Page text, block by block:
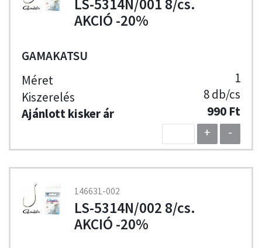
LS-5314N/001 8/cs.
AKCIÓ -20%
GAMAKATSU
1
8 db/cs
990 Ft
+
-
146631-002
LS-5314N/002 8/cs.
AKCIÓ -20%